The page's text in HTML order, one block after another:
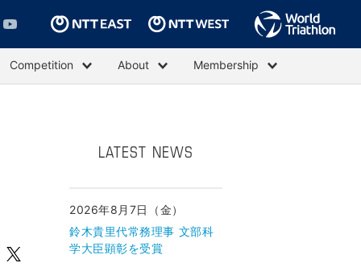
Competition About Membership
LATEST NEWS
2026年8月7日（金）
鈴木貴里代常務理事 文部科
学大臣顕彰を受賞